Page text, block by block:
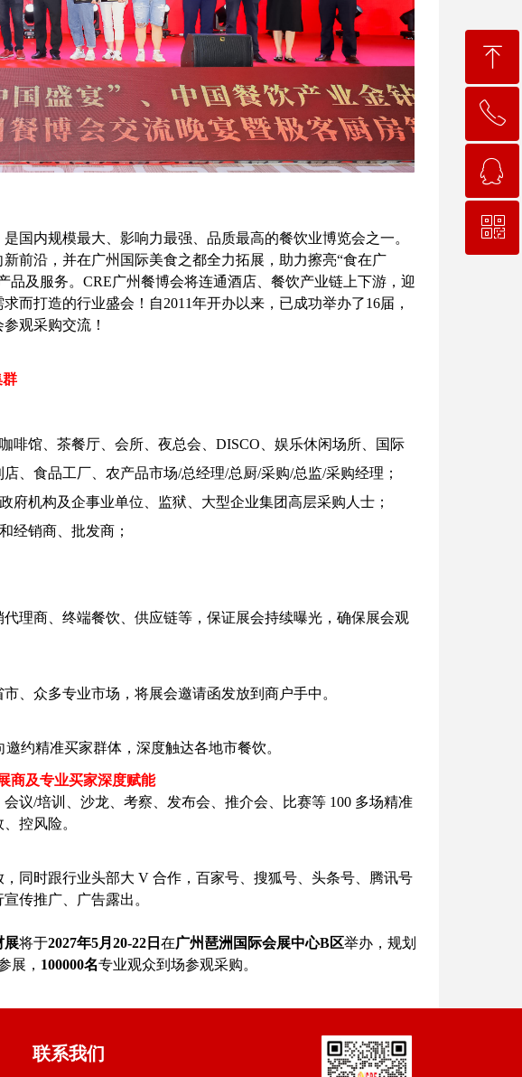
国内规模最大、影响力最强、品质最高的餐饮业博览会之一。
前沿，并在广州国际美食之都全力拓展，助力擦亮“食在广
品及服务。 CRE广州餐博会将连通酒店、餐饮产业链上下游，迎
而打造的行业盛会！ 自2011年开办以来，已成功举办了16届，
观采购交流！
群
啡馆、茶餐厅、会所、夜总会、DISCO、娱乐休闲场所、国际
、食品工厂、农产品市场/总经理/总厨/采购/总监/采购经理；
府机构及企事业单位、监狱、大型企业集团高层采购人士；
经销商、批发商；
理商、终端餐饮、供应链等，保证展会持续曝光，确保展会观
、众多专业市场，将展会邀请函发放到商户手中。
约精准买家群体，深度触达各地市餐饮。
商及专业买家深度赋能
议/培训、沙龙、考察、发布会、推介会、比赛等 100 多场精准
控风险。
同时跟行业头部大 V 合作，百家号、搜狐号、头条号、腾讯号
传推广、广告露出。
展将于2027年5月20-22日 在广州琶洲国际会展中心B区举办，规划
展， 100000名专业观众到场参观采购。
联系我们
ꁸ
回到顶部
ꂅ
ꁗ
QQ客服
ꀥ